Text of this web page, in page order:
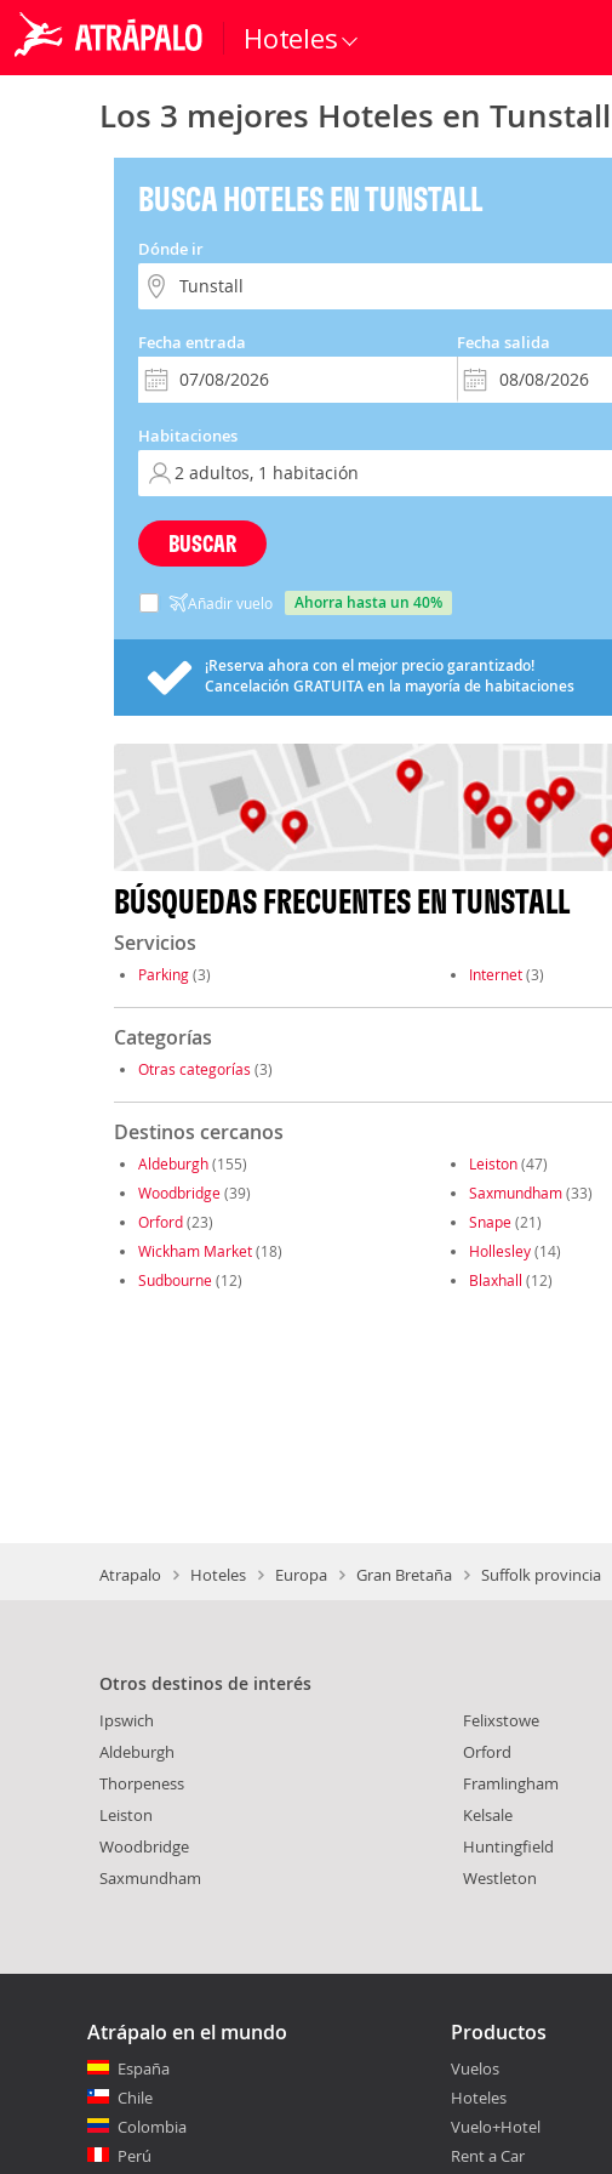
Hoteles
Los 3 mejores Hoteles en Tunstall
BUSCA HOTELES EN TUNSTALL
Dónde ir
Fecha entrada Fecha salida
Habitaciones
BUSCAR
Añadir vuelo ahorra hasta un 40%
¡Reserva ahora con el mejor precio garantizado!
Cancelación GRATUITAen la mayoría de habitaciones
BÚSQUEDAS FRECUENTES EN TUNSTALL
Servicios
Parking(3) Internet(3)
Categorías
Otras categorías (3)
Destinos cercanos
Aldeburgh(155) Leiston(47)
Woodbridge(39) Saxmundham(33)
Orford(23) Snape(21)
Wickham Market(18) Hollesley(14)
Sudbourne(12) Blaxhall (12)
Atrapalo Hoteles Europa Gran Bretaña Suffolk provincia
Otros destinos de interés
Ipswich
Aldeburgh
Thorpeness
Leiston
Woodbridge
Saxmundham
Felixstowe
Orford
Framlingham
Kelsale
Huntingfield
Westleton
Atrápalo en el mundo
España
Chile
Colombia
Perú
Productos
Vuelos
Hoteles
Vuelo+Hotel
Rent a Car